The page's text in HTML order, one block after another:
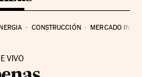
CONSTRUCCIÓN MERCADO
VIVO